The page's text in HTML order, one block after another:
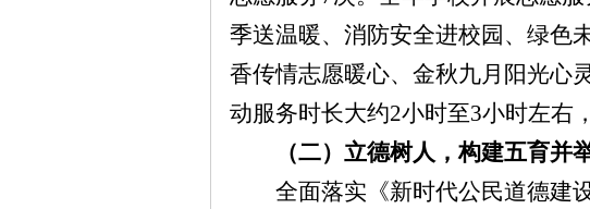
季送温暖、消防安全进校园、绿色
香传情志愿暖心、金秋九月阳光心
动服务时长大约2小时至3小时左右
（二）立德树人，构建五育并
全面落实《新时代公民道德建